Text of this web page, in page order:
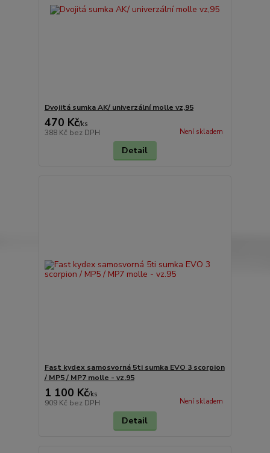
Dvojitá sumka AK/ univerzální molle vz,95
470 Kč/ks
388 Kč bez DPH Není skladem
Detail
Fast kydex samosvorná 5ti sumka EVO 3 scorpion
/ MP5 / MP7 molle - vz.95
1 100 Kč/ks
909 Kč bez DPH Není skladem
Detail